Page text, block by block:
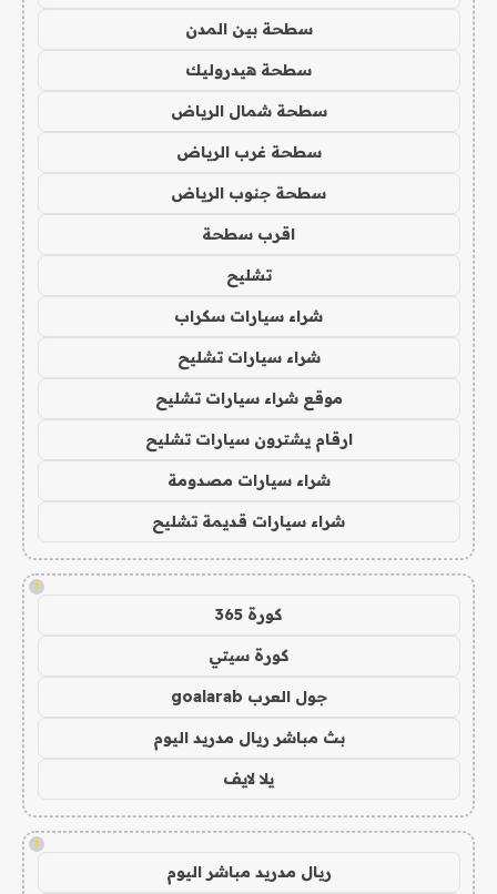
سطحة بين المدن
سطحة هيدروليك
سطحة شمال الرياض
سطحة غرب الرياض
سطحة جنوب الرياض
اقرب سطحة
تشليح
شراء سيارات سكراب
شراء سيارات تشليح
موقع شراء سيارات تشليح
ارقام يشترون سيارات تشليح
شراء سيارات مصدومة
شراء سيارات قديمة تشليح
!
كورة 365
كورة سيتي
جول العرب goalarab
بث مباشر ريال مدريد اليوم
يلا لايف
!
ريال مدريد مباشر اليوم